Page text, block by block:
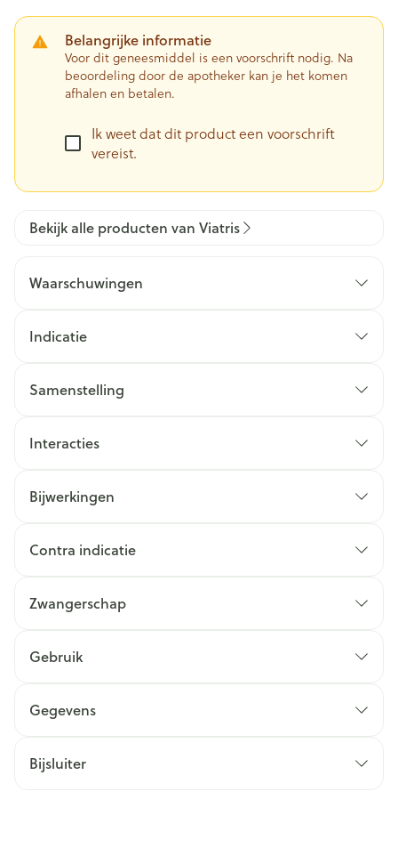
Belangrijke informatie
Voor dit geneesmiddel is een voorschrift nodig. Na
beoordeling door de apotheker kan je het komen
afhalen en betalen.
Ik weet dat dit product een voorschrift
vereist.
Bekijk alle producten van Viatris
Waarschuwingen
Indicatie
Samenstelling
Interacties
Bijwerkingen
Contra indicatie
Zwangerschap
Gebruik
Gegevens
Bijsluiter